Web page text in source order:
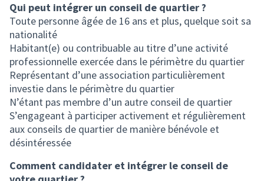
Qui peut intégrer un conseil de quartier ?
Toute personne âgée de 16 ans et plus, quelque soit sa
nationalité
Habitant(e) ou contribuable au titre d’une activité
professionnelle exercée dans le périmètre du quartier
Représentant d’une association particulièrement
investie dans le périmètre du quartier
N’étant pas membre d’un autre conseil de quartier
S’engageant à participer activement et régulièrement
aux conseils de quartier de manière bénévole et
désintéressée
Comment candidater et intégrer le conseil de